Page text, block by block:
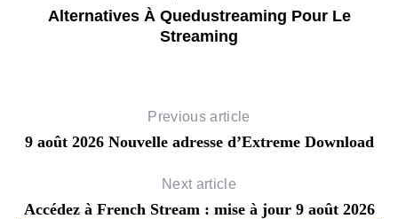
Alternatives À Quedustreaming Pour Le
Streaming
Previous article
9 août 2026 Nouvelle adresse d’Extreme Download
Next article
Accédez à French Stream : mise à jour 9 août 2026